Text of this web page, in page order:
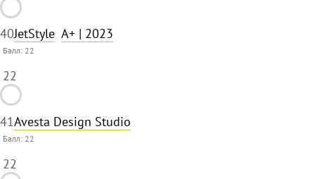
40JetStyle A+ | 2023
Балл: 22
22
41Avesta Design Studio
Балл: 22
22